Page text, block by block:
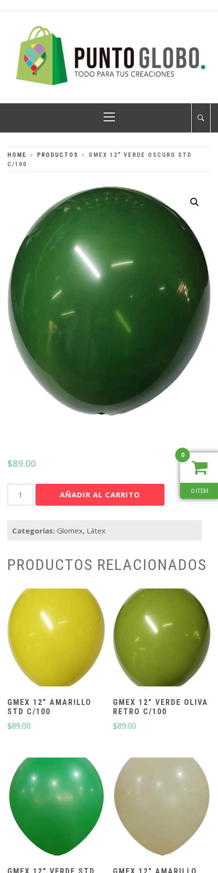
PUNTO GLOBO
Menu
HOME PRODUCTOS
GMEX 12″ VERDE OSCURO STD
C/100
$89.00
STD
AÑADIR AL CARRITO
Categorías: Glomex, Látex
PRODUCTOS RELACIONADOS
GMEX 12″ AMARILLO
STD C/100
$89.00
GMEX 12″ VERDE OLIVA
RETRO C/100
$89.00
GMEX 12″ VERDE STD GMEX 12″ AMARILLO
0
0 ITEM